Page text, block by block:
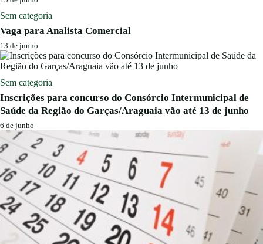
Sem categoria
Vaga para Analista Comercial
13 de junho
Sem categoria
Inscrições para concurso do Consórcio Intermunicipal de
Saúde da Região do Garças/Araguaia vão até 13 de junho
6 de junho